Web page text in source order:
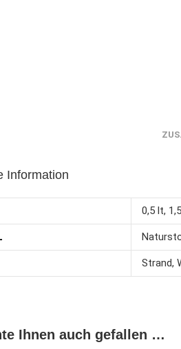
Information
0,5 lt,
Strand,
Ihnen auch gefallen …